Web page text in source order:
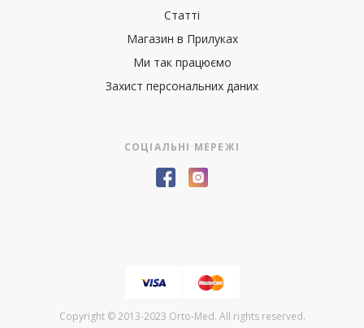
Статті
Магазин в Прилуках
Ми так працюємо
Захист персональних даних
СОЦІАЛЬНІ МЕРЕЖІ
Copyright © 2013-2023 Orto-Med. All rights reserved.